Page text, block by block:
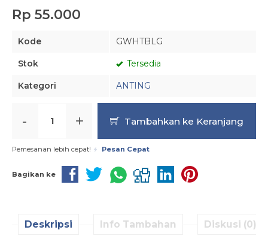
Rp 55.000
Kode GWHTBLG
Stok Tersedia
Kategori ANTING
- + Tambahkan ke Keranjang
Pemesanan lebih cepat! Pesan Cepat
Bagikan ke
Deskripsi Info Tambahan Diskusi (0)